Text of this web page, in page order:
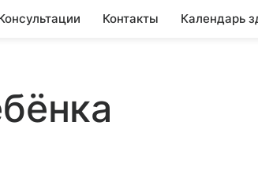
Контакты Календарь